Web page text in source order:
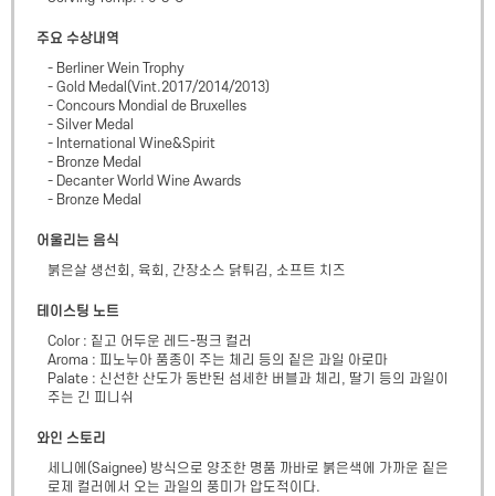
주요 수상내역
- Berliner Wein Trophy
- Gold Medal(Vint.2017/2014/2013)
- Concours Mondial de Bruxelles
- Silver Medal
- International Wine&Spirit
- Bronze Medal
- Decanter World Wine Awards
- Bronze Medal
어울리는 음식
붉은살 생선회, 육회, 간장소스 닭튀김, 소프트 치즈
테이스팅 노트
Color : 짙고 어두운 레드-핑크 컬러
Aroma : 피노누아 품종이 주는 체리 등의 짙은 과일 아로마
Palate : 신선한 산도가 동반된 섬세한 버블과 체리, 딸기 등의 과일이
주는 긴 피니쉬
와인 스토리
세니에(Saignee) 방식으로 양조한 명품 까바로 붉은색에 가까운 짙은
로제 컬러에서 오는 과일의 풍미가 압도적이다.